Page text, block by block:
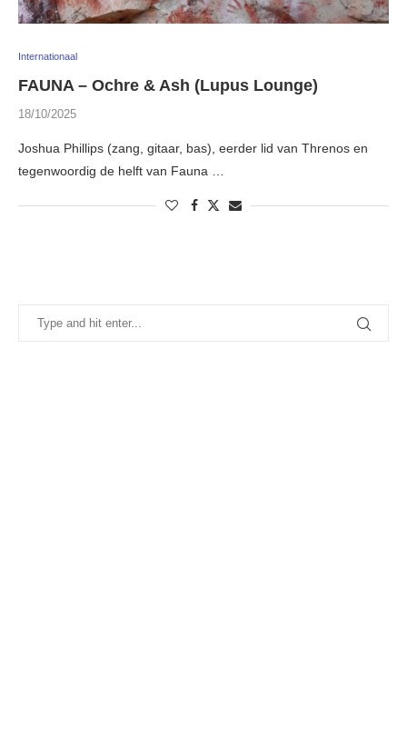
Internationaal
FAUNA – Ochre & Ash (Lupus Lounge)
18/10/2025
Joshua Phillips (zang, gitaar, bas), eerder lid van Threnos en
tegenwoordig de helft van Fauna …